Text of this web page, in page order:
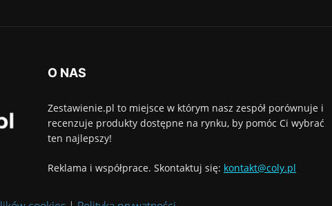
O NAS
Zestawienie.pl to miejsce w którym nasz zespół porównuje i
recenzuje produkty dostępne na rynku, by pomóc Ci wybrać
ten najlepszy!
Reklama i współprace. Skontaktuj się: kontakt@coly.pl